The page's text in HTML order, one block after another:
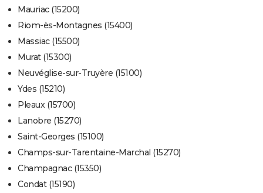
Mauriac (15200)
Riom-ès-Montagnes (15400)
Massiac (15500)
Murat (15300)
Neuvéglise-sur-Truyère (15100)
Ydes (15210)
Pleaux (15700)
Lanobre (15270)
Saint-Georges (15100)
Champs-sur-Tarentaine-Marchal (15270)
Champagnac (15350)
Condat (15190)